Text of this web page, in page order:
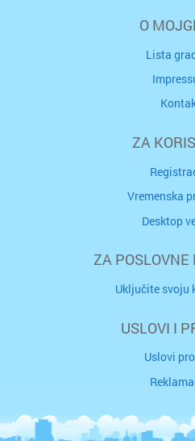
O
Lista
ZA
Vremenska
Desktop
ZA POSLOVNE
Uključite svoju
USLOVI I
Uslovi